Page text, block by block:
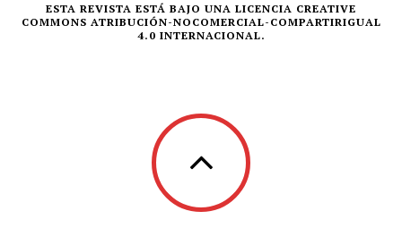
ESTA REVISTA ESTÁ BAJO UNA LICENCIA CREATIVE
COMMONS ATRIBUCIÓN-NOCOMERCIAL-COMPARTIRIGUAL
4.0 INTERNACIONAL.